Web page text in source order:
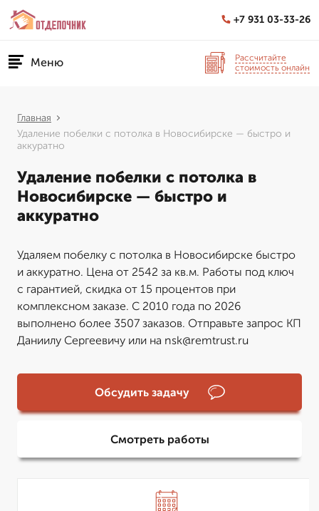
+7 931 03-33-26
Меню
Рассчитайте
стоимость онлайн
Главная
Удаление побелки с потолка в Новосибирске — быстро и
аккуратно
Удаление побелки с потолка в
Новосибирске — быстро и
аккуратно
Удаляем побелку с потолка в Новосибирске быстро
и аккуратно. Цена от 2542 за кв.м. Работы под ключ
с гарантией, скидка от 15 процентов при
комплексном заказе. С 2010 года по 2026
выполнено более 3507 заказов. Отправьте запрос КП
Даниилу Сергеевичу или на nsk@remtrust.ru
Обсудить задачу
Смотреть работы